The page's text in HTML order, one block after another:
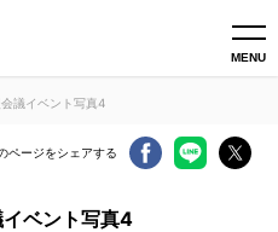
MENU
議イベント写真4
ページをシェアする
ベント写真4